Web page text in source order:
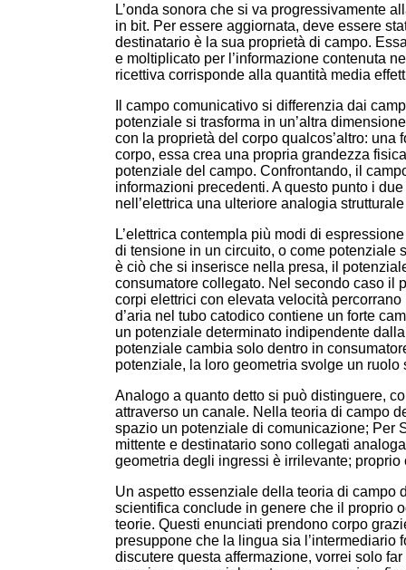
L’onda sonora che si va progressivamente
in bit. Per essere aggiornata, deve essere
destinatario è la sua proprietà di campo.
e moltiplicato per l’informazione contenuta
ricettiva corrisponde alla quantità media
Il campo comunicativo si differenzia dai
potenziale si trasforma in un’altra
con la proprietà del corpo qualcos’altro:
corpo, essa crea una propria grandezza
potenziale del campo. Confrontando, il
informazioni precedenti. A questo punto i
nell’elettrica una ulteriore analogia
L’elettrica contempla più modi di
di tensione in un circuito, o come potenziale
è ciò che si inserisce nella presa, il
consumatore collegato. Nel secondo caso il
corpi elettrici con elevata velocità
d’aria nel tubo catodico contiene un forte
un potenziale determinato indipendente
potenziale cambia solo dentro in
potenziale, la loro geometria svolge un ruolo
Analogo a quanto detto si può distinguere,
attraverso un canale. Nella teoria di campo
spazio un potenziale di comunicazione; Per
mittente e destinatario sono collegati
geometria degli ingressi è irrilevante;
Un aspetto essenziale della teoria di campo
scientifica conclude in genere che il proprio
teorie. Questi enunciati prendono corpo
presuppone che la lingua sia
discutere questa affermazione, vorrei solo